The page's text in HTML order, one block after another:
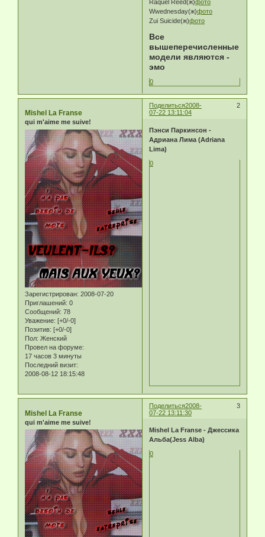
Raquel Reed(ж)фото
Wwednesday(ж)фото
Zui Suicide(ж)фото
Все
вышеперечисленные
модели являются -
эмо
0
Поделиться 2
2008-
07-22 13:11:04
Mishel La Franse
qui m'aime me suive!
Зарегистрирован: 2008-07-20
Приглашений: 0
Сообщений: 78
Уважение: [+0/-0]
Позитив: [+0/-0]
Пол: Женский
Провел на форуме:
17 часов 3 минуты
Последний визит:
2008-08-12 18:15:48
Пэнси Паркинсон -
Адриана Лима (Adriana
Lima)
0
Поделиться 3
2008-
07-22 13:11:30
Mishel La Franse
qui m'aime me suive!
Mishel La Franse - Джессика
Альба(Jess Alba)
0